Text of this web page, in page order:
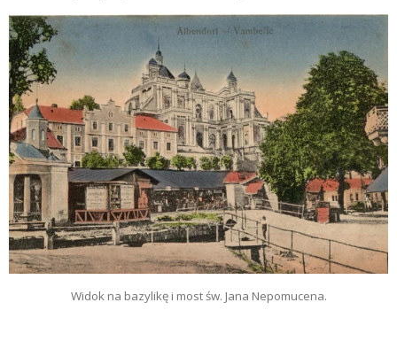
Widok na bazylikę i most św. Jana Nepomucena.